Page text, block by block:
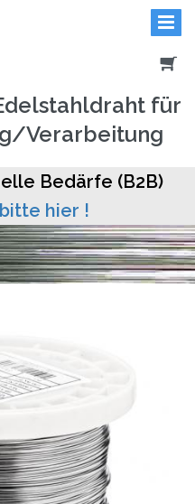
für
Verarbeitung
Bedärfe (B2B)
hier !